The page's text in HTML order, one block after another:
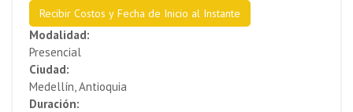
Recibir Costos y Fecha de Inicio al Instante
Modalidad:
Presencial
Ciudad:
Medellín, Antioquia
Duración: